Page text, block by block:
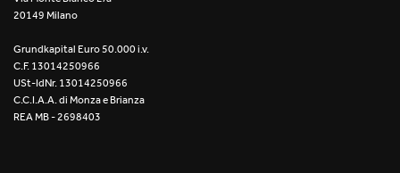
Re Low LED
Roll IOS
Unit 1X
20149 Milano
Grundkapital Euro 50.000 i.v.
C.F. 13014250966
USt-IdNr. 13014250966
C.C.I.A.A. di Monza e Brianza
REA MB - 2698403